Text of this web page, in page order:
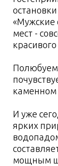
Чха, гора
6 день:
озеро
7 день:
море
8 день:
день на